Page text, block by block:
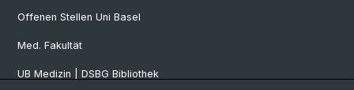
Offenen Stellen Uni Basel
Med. Fakultät
UB Medizin | DSBG Bibliothek